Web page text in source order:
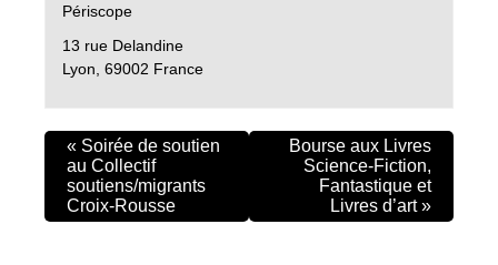
Périscope
13 rue Delandine
Lyon 69002 France
« Soirée de soutien
au Collectif
soutiens/migrants
Croix-Rousse
Bourse aux Livres
Science-Fiction,
Fantastique et
Livres d’art»